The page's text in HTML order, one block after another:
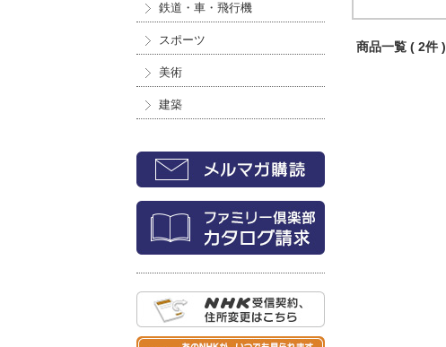
鉄道・車・飛行機
スポーツ
美術
建築
商品一覧 ( 2件 )